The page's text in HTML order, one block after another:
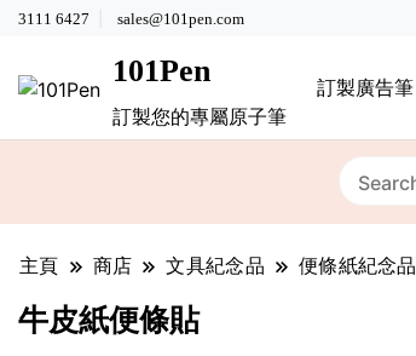
3111 6427 sales@101pen.com
101Pen
訂製您的專屬原子筆
訂製廣告筆
主頁 商店 文具紀念品 便條紙紀念品
牛皮紙便條貼